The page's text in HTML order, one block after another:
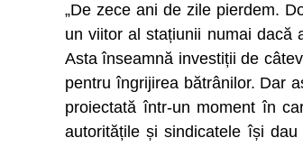
„De zece ani de zile pierdem.
un viitor al stațiunii numai dacă
Asta înseamnă investiții de
pentru îngrijirea bătrânilor. Dar
proiectată într-un moment în
autoritățile și sindicatele își